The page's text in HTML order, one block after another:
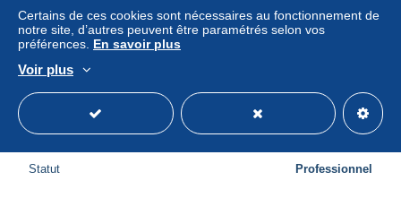
Château d'ELANGSANNES - Très bon état
± 5,20 $US
Statut Professionnel
Certains de ces cookies sont nécessaires au fonctionnement de
notre site, d’autres peuvent être paramétrés selon vos
préférences. En savoir plus
Voir plus